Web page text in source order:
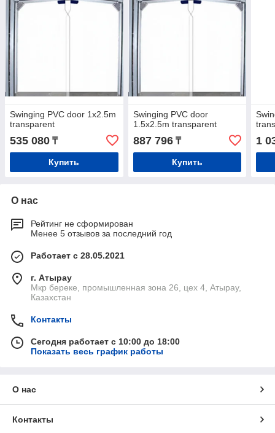
Swinging PVC door 1x2.5m
transparent
535 080 ₸
Купить
Swinging PVC door
1.5x2.5m transparent
887 796₸
Купить
1
О нас
Рейтинг не сформирован
Менее 5 отзывов за последний год
Работает с 28.05.2021
г. Атырау
Мкр береке, промышленная зона 26, цех 4, Атырау,
Казахстан
Контакты
Сегодня работает с 10:00 до 18:00
Показать весь график работы
О нас
Контакты